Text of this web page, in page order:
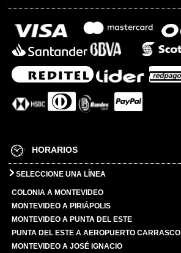
HORARIOS
SELECCIONE UNA LÍNEA
COLONIA A MONTEVIDEO
MONTEVIDEO A PIRIÁPOLIS
MONTEVIDEO A PUNTA DEL ESTE
PUNTA DEL ESTE A AEROPUERTO CARRASCO
MONTEVIDEO A JOSÉ IGNACIO